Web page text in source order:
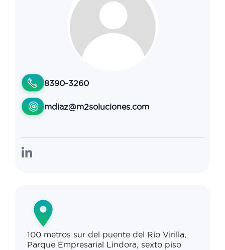
8390-3260
mdiaz@m2soluciones.com
100 metros sur del puente del Río Virilla,
Parque Empresarial Lindora, sexto piso